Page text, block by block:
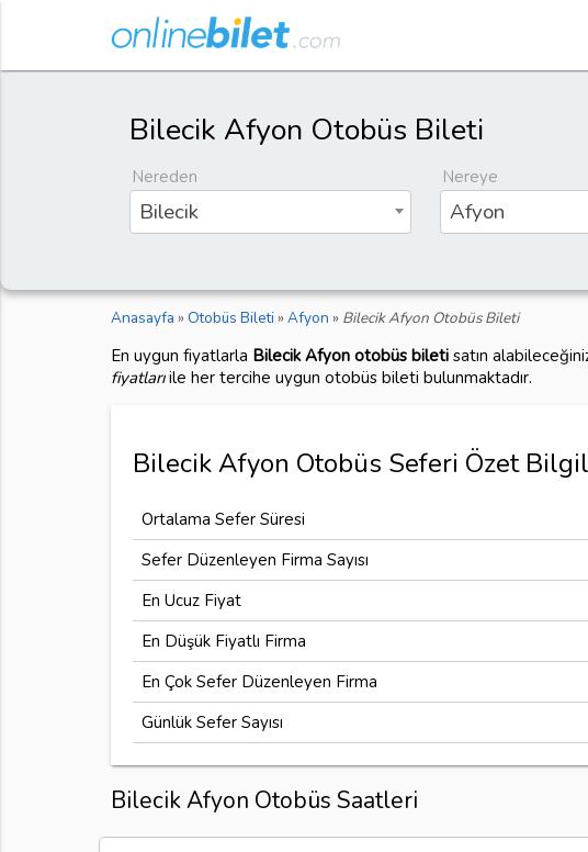
Bilecik Afyon Otobüs Bileti
Nereden
Bilecik
Nereye
Afyon
Anasayfa » Otobüs Bileti » Afyon » Bilecik Afyon Otobüs Bileti
En uygun fiyatlarla Bilecik Afyon otobüs biletisatın
fiyatlarıile her tercihe uygun otobüs bileti bulunmaktadır.
Bilecik Afyon Otobüs Seferi Özet
Ortalama Sefer Süresi
Sefer Düzenleyen Firma Sayısı
En Ucuz Fiyat
En Düşük Fiyatlı Firma
En Çok Sefer Düzenleyen Firma
Günlük Sefer Sayısı
Bilecik Afyon Otobüs Saatleri